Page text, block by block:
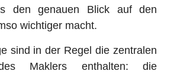
den genauen Blick auf den
wichtiger macht.
sind in der Regel die zentralen
Maklers enthalten: die